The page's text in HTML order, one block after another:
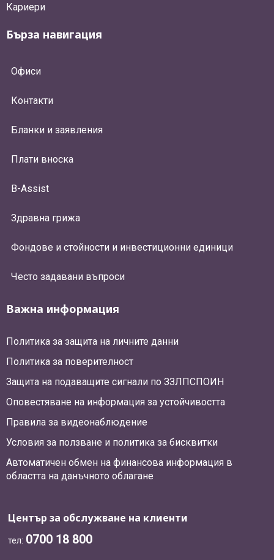
Кариери
Бърза навигация
Офиси
Контакти
Бланки и заявления
Плати вноска
B-Assist
Здравна грижа
Фондове и стойности и инвестиционни единици
Често задавани въпроси
Важна информация
Политика за защита на личните данни
Политика за поверителност
Защита на подаващите сигнали по ЗЗЛПСПОИН
Оповестяване на информация за устойчивостта
Правила за видеонаблюдение
Условия за ползване и политика за бисквитки
Автоматичен обмен на финансова информация в
областта на данъчното облагане
Център за обслужване на клиенти
тел: 0700 18 800